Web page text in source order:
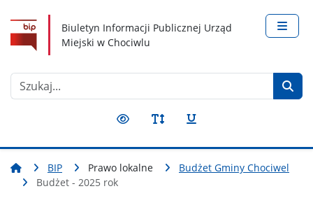
Biuletyn Informacji Publicznej Urząd
Miejski w Chociwlu
Szukaj
BIP Prawo lokalne
Budżet Gminy Chociwel
Budżet - 2025 rok